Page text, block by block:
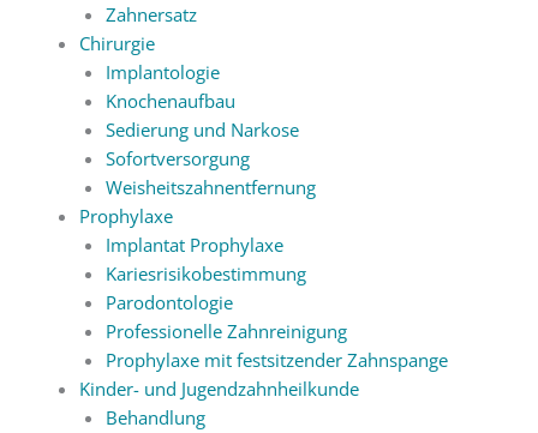
Zahnersatz
Chirurgie
Implantologie
Knochenaufbau
Sedierung und Narkose
Sofortversorgung
Weisheitszahnentfernung
Prophylaxe
Implantat Prophylaxe
Kariesrisikobestimmung
Parodontologie
Professionelle Zahnreinigung
Prophylaxe mit festsitzender Zahnspange
Kinder- und Jugendzahnheilkunde
Behandlung